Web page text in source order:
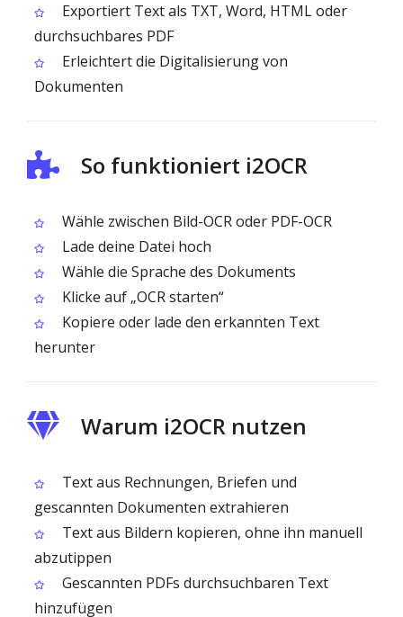
Exportiert Text als TXT, Word, HTML oder
durchsuchbares PDF
Erleichtert die Digitalisierung von
Dokumenten
So funktioniert i2OCR
Wähle zwischen Bild-OCR oder PDF-OCR
Lade deine Datei hoch
Wähle die Sprache des Dokuments
Klicke auf „OCR starten“
Kopiere oder lade den erkannten Text
herunter
Warum i2OCR nutzen
Text aus Rechnungen, Briefen und
gescannten Dokumenten extrahieren
Text aus Bildern kopieren, ohne ihn manuell
abzutippen
Gescannten PDFs durchsuchbaren Text
hinzufügen